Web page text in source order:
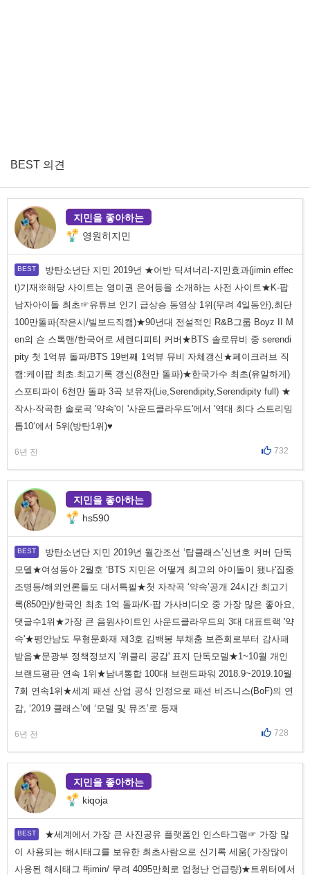
BEST 의견
지민을 좋아하는
영원히지민
방탄소년단 지민 2019년 ★어반 딕셔너리-지민효과(jimin effec
t)기재※해당 사이트는 영미권 은어등을 소개하는 사전 사이트★K-팝
남자아이돌 최초☞유튜브 인기 급상승 동영상 1위(무려 4일동안),최단
100만돌파(작은시/빌보드직캠)★90년대 전설적인 R&B그룹 Boyz II M
en의 숀 스톡맨/한국어로 세렌디피티 커버★BTS 솔로뮤비 중 serendi
pity 첫 1억뷰 돌파/BTS 19번째 1억뷰 뮤비 자체갱신★페이크러브 직
캠:케이팝 최초.최고기록 갱신(8천만 돌파)★한국가수 최초(유일하게)
스포티파이 6천만 돌파 3곡 보유자(Lie,Serendipity,Serendipity full) ★
작사·작곡한 솔로곡 '약속'이 '사운드클라우드'에서 '역대 최다 스트리밍
톱10‘에서 5위(방탄1위)♥
6년 전 732
지민을 좋아하는
hs590
방탄소년단 지민 2019년 월간조선 ‘탑클래스’신년호 커버 단독
모델★여성동아 2월호 ‘BTS 지민은 어떻게 최고의 아이돌이 됐나'집중
조명등/해외언론들도 대서특필★첫 자작곡 ‘약속’공개 24시간 최고기
록(850만)/한국인 최초 1억 돌파/K-팝 가사비디오 중 가장 많은 좋아요,
댓글수1위★가장 큰 음원사이트인 사운드클라우드의 3대 대표트랙 '약
속'★평안남도 무형문화재 제3호 김백봉 부채춤 보존회로부터 감사패
받음★문광부 정책정보지 '위클리 공감' 표지 단독모델★1~10월 개인
브랜드평판 연속 1위★남녀통합 100대 브랜드파워 2018.9~2019.10월
7회 연속1위★세계 패션 산업 공식 인정으로 패션 비즈니스(BoF)의 연
감, ‘2019 클래스’에 ‘모델 및 뮤즈’로 등재
6년 전 728
지민을 좋아하는
kiqoja
★세계에서 가장 큰 사진공유 플랫폼인 인스타그램☞ 가장 많
이 사용되는 해시태그를 보유한 최초사람으로 신기록 세움( 가장많이
사용된 해시태그 #jimin/ 무려 4095만회로 엄청난 언급량)★트위터에서